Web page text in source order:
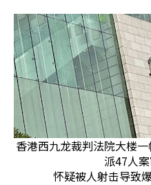
香港西九龙裁判法院大楼
派47人案
怀疑被人射击导致